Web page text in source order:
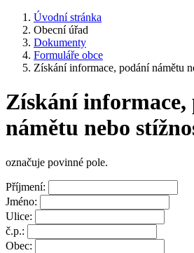
Úvodní stránka
Obecní úřad
Dokumenty
Formuláře obce
Získání informace, podání námětu
Získání informace,
námětu nebo
označuje povinné pole.
Příjmení:
Jméno:
Ulice:
č.p.:
Obec: